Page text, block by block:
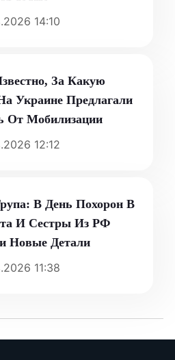
14:10
За Какую
Украине Предлагали
От Мобилизации
12:12
В День Похорон В
И Сестры Из РФ
Новые Детали
11:38